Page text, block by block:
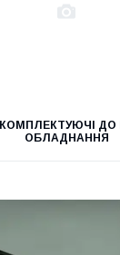
КОМПЛЕКТУЮЧІ ДО
ОБЛАДНАННЯ